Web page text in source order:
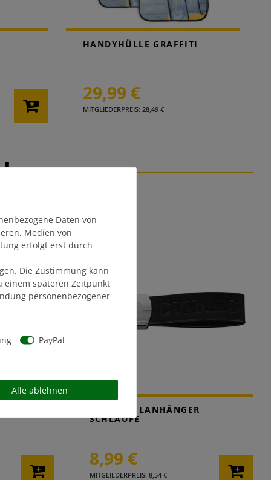
HANDYHÜLLE GRAFFITI
29,99 €
MITGLIEDERPREIS: 28,49 €
SCHLÜSSELANHÄNGER
SCHLAUFE
8,99 €
MITGLIEDERPREIS: 8,54 €
Daten von
Medien von
erfolgt erst durch
Die Zustimmung kann
einem späteren Zeitpunkt
personenbezogener
PayPal
Alle ablehnen